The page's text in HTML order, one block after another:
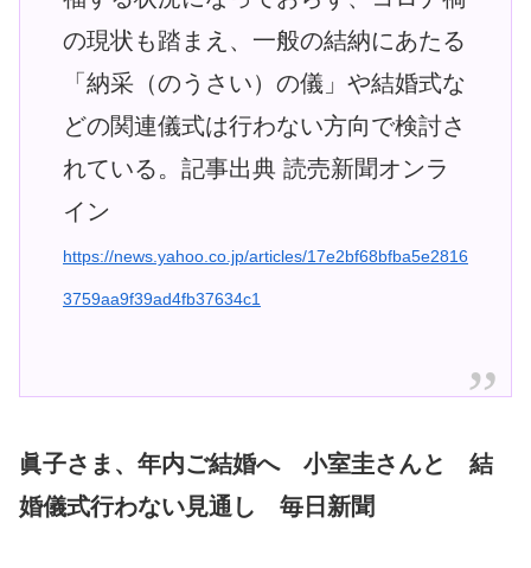
の現状も踏まえ、一般の結納にあたる
「納采（のうさい）の儀」や結婚式な
どの関連儀式は行わない方向で検討さ
れている。記事出典 読売新聞オンラ
イン
https://news.yahoo.co.jp/articles/17e2bf68bfba5e2816
3759aa9f39ad4fb37634c1
眞子さま、年内ご結婚へ 小室圭さんと 結
婚儀式行わない見通し 毎日新聞